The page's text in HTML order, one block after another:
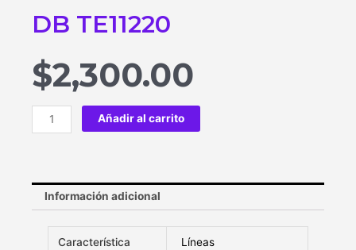
DB TE11220
$2,300.00
Añadir al carrito
Información adicional
Característica Líneas